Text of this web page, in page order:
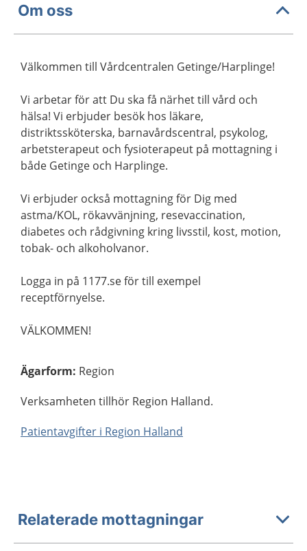
Om oss
Välkommen till Vårdcentralen Getinge/Harplinge!
Vi arbetar för att Du ska få närhet till vård och
hälsa! Vi erbjuder besök hos läkare,
distriktssköterska, barnavårdscentral, psykolog,
arbetsterapeut och fysioterapeut på mottagning i
både Getinge och Harplinge.
Vi erbjuder också mottagning för Dig med
astma/KOL, rökavvänjning, resevaccination,
diabetes och rådgivning kring livsstil, kost, motion,
tobak- och alkoholvanor.
Logga in på 1177.se för till exempel
receptförnyelse.
VÄLKOMMEN!
Ägarform: Region
Verksamheten tillhör Region Halland.
Patientavgifter i Region Halland
Relaterade mottagningar